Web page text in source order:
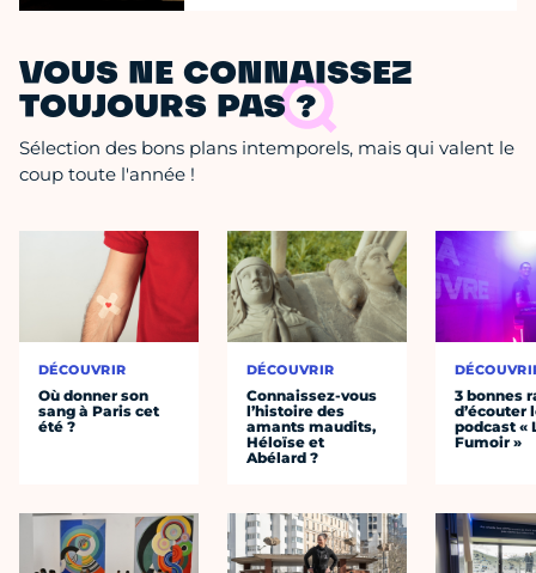
VOUS NE CONNAISSEZ
TOUJOURS PAS ?
Sélection des bons plans intemporels, mais qui valent le
coup toute l'année !
DÉCOUVRIR
Où donner son
sang à Paris cet
été ?
DÉCOUVRIR
Connaissez-vous
l’histoire des
amants maudits,
Héloïse et
Abélard ?
3 bonnes
d’écouter
podcast «
Fumoir »